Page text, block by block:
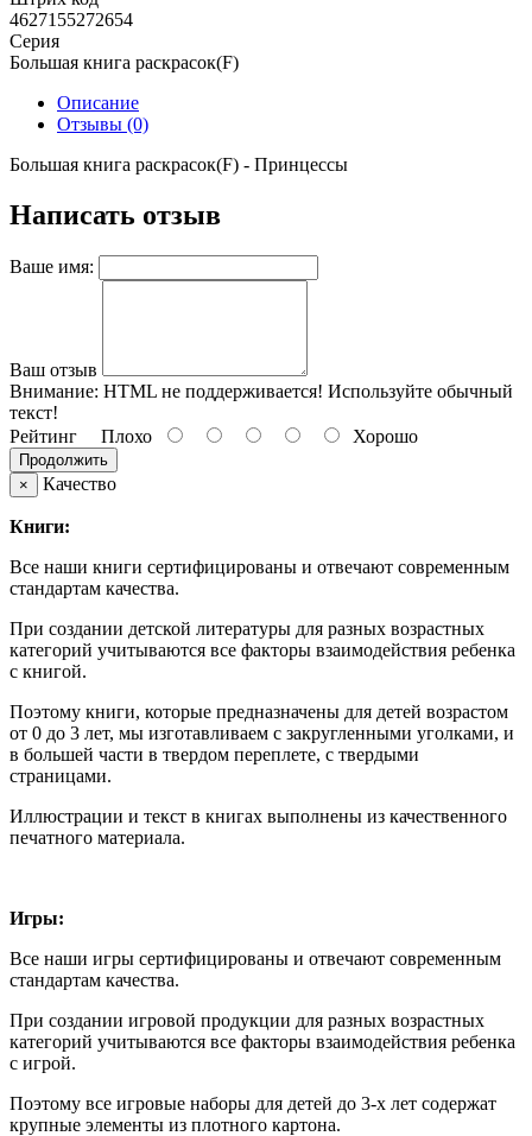
4627155272654
Серия
Большая книга раскрасок(F)
Описание
Отзывы (0)
Большая книга раскрасок(F) - Принцессы
Написать отзыв
Ваше имя:
Ваш отзыв
Внимание: HTML не поддерживается! Используйте обычный
текст!
Рейтинг Плохо Хорошо
Продолжить
×
Качество
Книги:
Все наши книги сертифицированы и отвечают современным
стандартам качества.
При создании детской литературы для разных возрастных
категорий учитываются все факторы взаимодействия ребенка
с книгой.
Поэтому книги, которые предназначены для детей возрастом
от 0 до 3 лет, мы изготавливаем с закругленными уголками, и
в большей части в твердом переплете, с твердыми
страницами.
Иллюстрации и текст в книгах выполнены из качественного
печатного материала.
Игры:
Все наши игры сертифицированы и отвечают современным
стандартам качества.
При создании игровой продукции для разных возрастных
категорий учитываются все факторы взаимодействия ребенка
с игрой.
Поэтому все игровые наборы для детей до 3-х лет содержат
крупные элементы из плотного картона.